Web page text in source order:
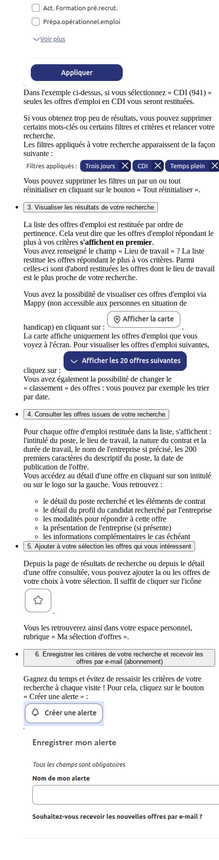
Dans l'exemple ci-dessus, si vous sélectionnez « CDI (941) »
seules les offres d'emploi en CDI vous seront restituées.
Si vous obtenez trop peu de résultats, vous pouvez supprimer
certains mots-clés ou certains filtres et critères et relancer votre
recherche.
Les filtres appliqués à votre recherche apparaissent de la façon
suivante :
Vous pouvez supprimer les filtres un par un ou tout
réinitialiser en cliquant sur le bouton « Tout réinitialiser ».
3. Visualiser les résultats de votre recherche
La liste des offres d'emploi est restituée par ordre de
pertinence. Cela veut dire que les offres d'emploi répondant le
plus à vos critères s'affichent en premier.
Vous avez renseigné le champ « Lieu de travail » ? La liste
restitue les offres répondant le plus à vos critères. Parmi
celles-ci sont d'abord restituées les offres dont le lieu de travail
est le plus proche de votre recherche.
Vous avez la possibilité de visualiser ces offres d'emploi via
Mappy (non accessible aux personnes en situation de
handicap) en cliquant sur :
.
La carte affiche uniquement les offres d'emploi que vous
voyez à l'écran. Pour visualiser les offres d'emploi suivantes,
cliquez sur :
Vous avez également la possibilité de changer le
« classement » des offres : vous pouvez par exemple les trier
par date.
4. Consulter les offres issues de votre recherche
Pour chaque offre d'emploi restituée dans la liste, s'affichent :
l'intitulé du poste, le lieu de travail, la nature du contrat et la
durée de travail, le nom de l'entreprise si précisé, les 200
premiers caractères du descriptif du poste, la date de
publication de l'offre.
Vous accédez au détail d'une offre en cliquant sur son intitulé
ou sur le logo sur la gauche. Vous retrouvez :
le détail du poste recherché et les éléments de contrat
le détail du profil du candidat recherché par l'entreprise
les modalités pour répondre à cette offre
la présentation de l'entreprise (si présente)
les informations complémentaires le cas échéant
5. Ajouter à votre sélection les offres qui vous intéressent
Depuis la page de résultats de recherche ou depuis le détail
d'une offre consultée, vous pouvez ajouter la ou les offres de
votre choix à votre sélection. Il suffit de cliquer sur l'icône
.
Vous les retrouverez ainsi dans votre espace personnel,
rubrique « Ma sélection d'offres ».
6. Enregistrer les critères de votre recherche et recevoir les
offres par e-mail (abonnement)
Gagnez du temps et évitez de ressaisir les critères de votre
recherche à chaque visite ! Pour cela, cliquez sur le bouton
« Créer une alerte » :